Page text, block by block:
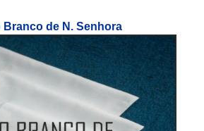
Branco de N. Senhora